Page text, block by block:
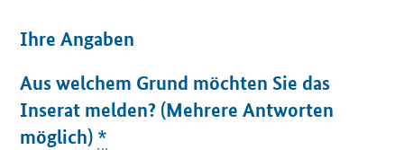
Ihre Angaben
Aus welchem Grund möchten Sie das
Inserat melden? (Mehrere Antworten
möglich) *